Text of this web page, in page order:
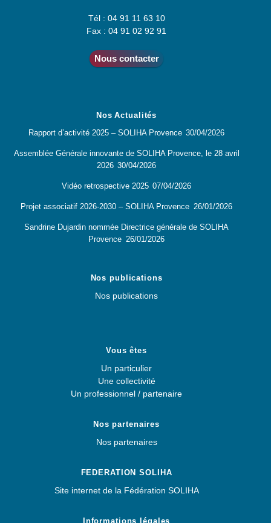
Tél : 04 91 11 63 10
Fax : 04 91 02 92 91
Nous contacter
Nos Actualités
Rapport d’activité 2025 – SOLIHA Provence 30/04/2026
Assemblée Générale innovante de SOLIHA Provence, le 28 avril
2026 30/04/2026
Vidéo retrospective 2025 07/04/2026
Projet associatif 2026-2030 – SOLIHA Provence 26/01/2026
Sandrine Dujardin nommée Directrice générale de SOLIHA
Provence 26/01/2026
Nos publications
Nos publications
Vous êtes
Un particulier
Une collectivité
Un professionnel / partenaire
Nos partenaires
Nos partenaires
FEDERATION SOLIHA
Site internet de la Fédération SOLIHA
Informations légales